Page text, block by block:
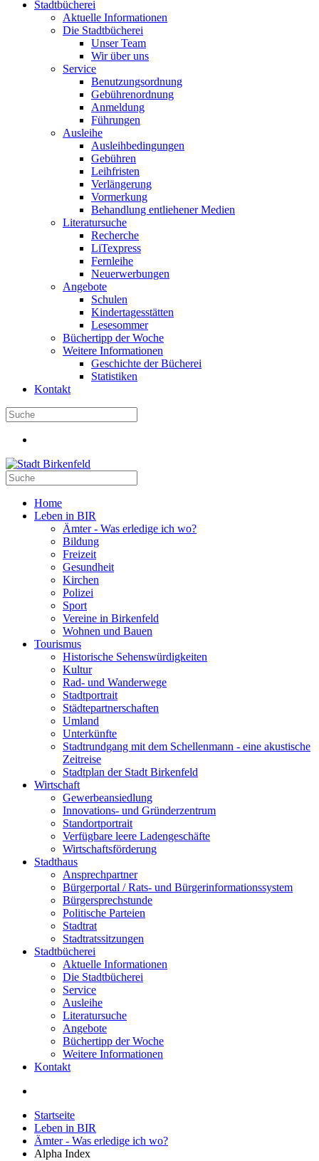
Stadtbücherei
Aktuelle Informationen
Die Stadtbücherei
Unser Team
Wir über uns
Service
Benutzungsordnung
Gebührenordnung
Anmeldung
Führungen
Ausleihe
Ausleihbedingungen
Gebühren
Leihfristen
Verlängerung
Vormerkung
Behandlung entliehener Medien
Literatursuche
Recherche
LiTexpress
Fernleihe
Neuerwerbungen
Angebote
Schulen
Kindertagesstätten
Lesesommer
Büchertipp der Woche
Weitere Informationen
Geschichte der Bücherei
Statistiken
Kontakt
Home
Leben in BIR
Ämter - Was erledige ich wo?
Bildung
Freizeit
Gesundheit
Kirchen
Polizei
Sport
Vereine in Birkenfeld
Wohnen und Bauen
Tourismus
Historische Sehenswürdigkeiten
Kultur
Rad- und Wanderwege
Stadtportrait
Städtepartnerschaften
Umland
Unterkünfte
Stadtrundgang mit dem Schellenmann - eine akustische
Zeitreise
Stadtplan der Stadt Birkenfeld
Wirtschaft
Gewerbeansiedlung
Innovations- und Gründerzentrum
Standortportrait
Verfügbare leere Ladengeschäfte
Wirtschaftsförderung
Stadthaus
Ansprechpartner
Bürgerportal / Rats- und Bürgerinformationssystem
Bürgersprechstunde
Politische Parteien
Stadtrat
Stadtratssitzungen
Stadtbücherei
Aktuelle Informationen
Die Stadtbücherei
Service
Ausleihe
Literatursuche
Angebote
Büchertipp der Woche
Weitere Informationen
Kontakt
Startseite
Leben in BIR
Ämter - Was erledige ich wo?
Alpha Index